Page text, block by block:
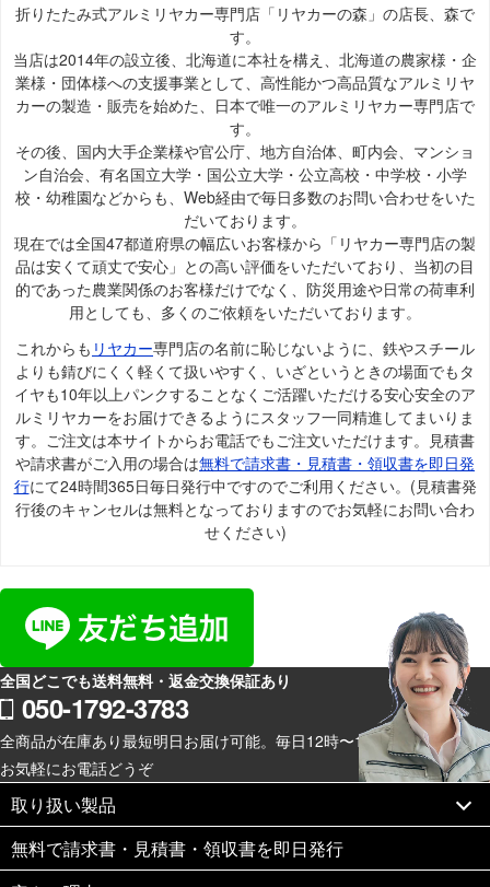
折りたたみ式アルミリヤカー専門店「リヤカーの森」の店長、森で
す。
当店は2014年の設立後、北海道に本社を構え、北海道の農家様・企
業様・団体様への支援事業として、高性能かつ高品質なアルミリヤ
カーの製造・販売を始めた、日本で唯一のアルミリヤカー専門店で
す。
その後、国内大手企業様や官公庁、地方自治体、町内会、マンショ
ン自治会、有名国立大学・国公立大学・公立高校・中学校・小学
校・幼稚園などからも、Web経由で毎日多数のお問い合わせをいた
だいております。
現在では全国47都道府県の幅広いお客様から「リヤカー専門店の製
品は安くて頑丈で安心」との高い評価をいただいており、当初の目
的であった農業関係のお客様だけでなく、防災用途や日常の荷車利
用としても、多くのご依頼をいただいております。
これからも リヤカー専門店の名前に恥じないように、鉄やスチール
よりも錆びにくく軽くて扱いやすく、いざというときの場面でもタ
イヤも10年以上パンクすることなくご活躍いただける安心安全のア
ルミリヤカーをお届けできるようにスタッフ一同精進してまいりま
す。ご注文は本サイトからお電話でもご注文いただけます。見積書
や請求書がご入用の場合は無料で請求書・見積書・領収書を即日発
行にて24時間365日毎日発行中ですのでご利用ください。(見積書発
行後のキャンセルは無料となっておりますのでお気軽にお問い合わ
せください)
全国どこでも送料無料・返金交換保証あり
050-1792-3783
全商品が在庫あり最短明日お届け可能。毎日12時〜19時スマホからも
お気軽にお電話どうぞ
取り扱い製品
無料で請求書・見積書・領収書を即日発行